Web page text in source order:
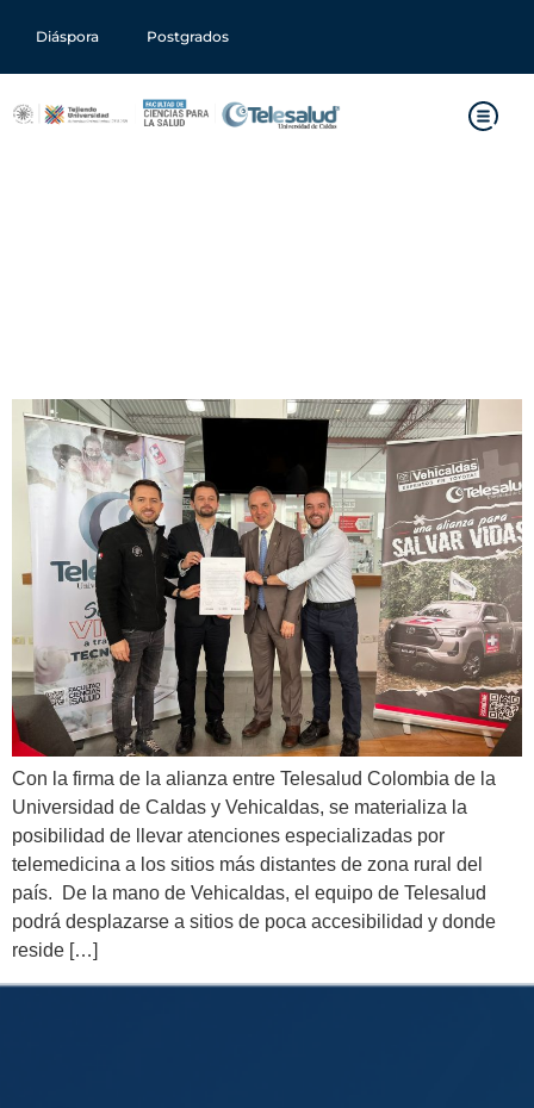
Diáspora Postgrados
Con la firma de la alianza entre Telesalud Colombia de la
Universidad de Caldas y Vehicaldas, se materializa la
posibilidad de llevar atenciones especializadas por
telemedicina a los sitios más distantes de zona rural del
país. De la mano de Vehicaldas, el equipo de Telesalud
podrá desplazarse a sitios de poca accesibilidad y donde
reside […]